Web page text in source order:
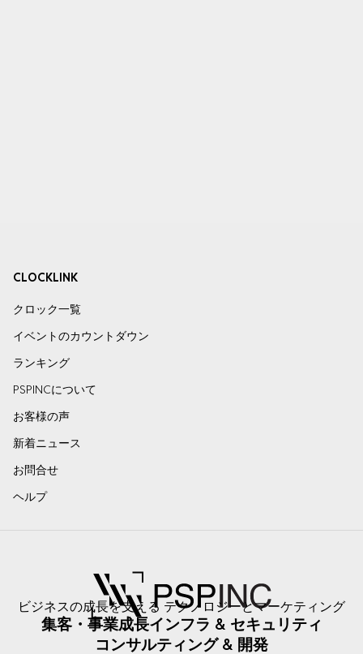
CLOCKLINK
クロック一覧
イベントのカウントダウン
ランキング
PSPINCについて
お客様の声
新着ニュース
お問合せ
ヘルプ
ビジネスの成長を支える テクノロジーとマーケティング
集客・事業成長インフラ & セキュリティ
コンサルティング & 開発